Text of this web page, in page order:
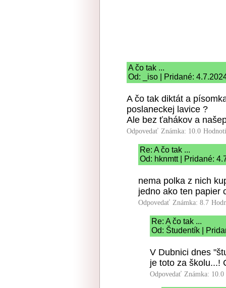
A čo tak ...
Od: _iso | Pridané:
A čo tak diktát a
poslaneckej lavice ?
Ale bez ťahákov a
Odpovedať Známka: 10.0
Re: A čo tak ...
Od: hknmtt | Pridané:
nema polka z nich
jedno ako ten papier
Odpovedať Známka: 8.7
Re: A čo tak ...
Od: Študentík |
V Dubnici dnes
je toto za školu...!
Odpovedať Známka: 10.0